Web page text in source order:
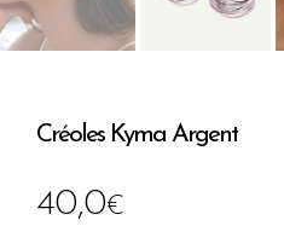
Créoles Kyma Argent
40,0€